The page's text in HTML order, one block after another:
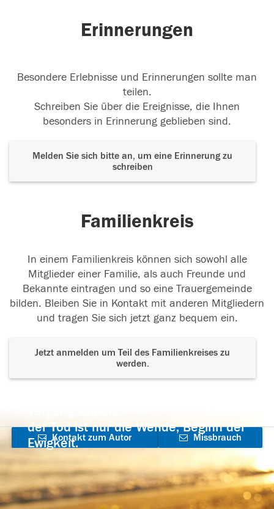
Erinnerungen
Besondere Erlebnisse und Erinnerungen sollte man
teilen.
Schreiben Sie über die Ereignisse, die Ihnen
besonders in Erinnerung geblieben sind.
Melden Sie sich bitte an, um eine Erinnerung zu
schreiben
Familienkreis
In einem Familienkreis können sich sowohl alle
Mitglieder einer Familie, als auch Freunde und
Bekannte eintragen und so eine Trauergemeinde
bilden. Bleiben Sie in Kontakt mit anderen Mitgliedern
und tragen Sie sich jetzt ganz bequem ein.
Jetzt anmelden um Teil des Familienkreises zu
werden.
der Tod ist nur die Wende, Beginn der
Ewigkeit.
Kontakt zum Autor
aufnehmen
Missbrauch